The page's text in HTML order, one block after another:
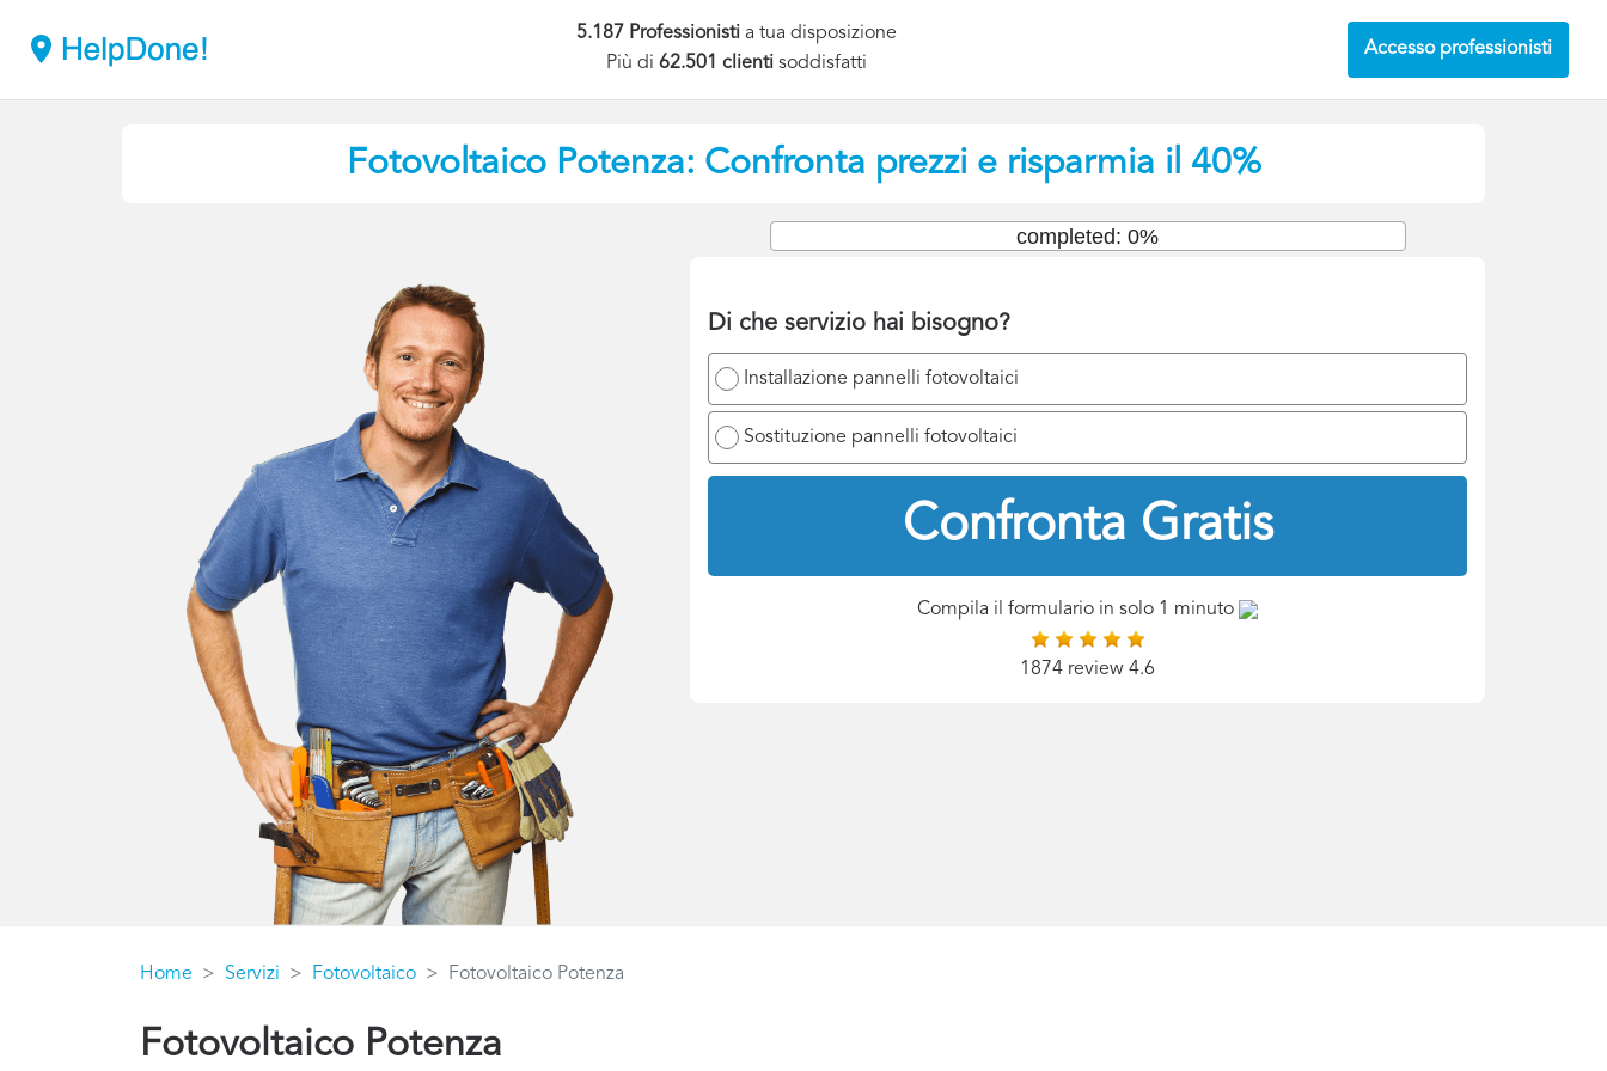
5.187 Professionisti a tua disposizione
Più di62.501 clientisoddisfatti
Accesso professionisti
Fotovoltaico Potenza: Confronta prezzi e risparmia il 40%
Di che servizio hai bisogno?
Installazione pannelli fotovoltaici
Sostituzione pannelli fotovoltaici
Confronta Gratis
completed: 0%
Compila il formulario in solo 1 minuto
1874 review 4.6
Home Servizi Fotovoltaico Fotovoltaico Potenza
Fotovoltaico Potenza